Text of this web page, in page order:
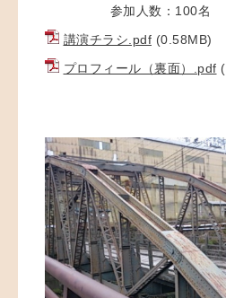
参加人数：100名 参
講演チラシ.pdf (0.58MB)
プロフィール（裏面）.pdf